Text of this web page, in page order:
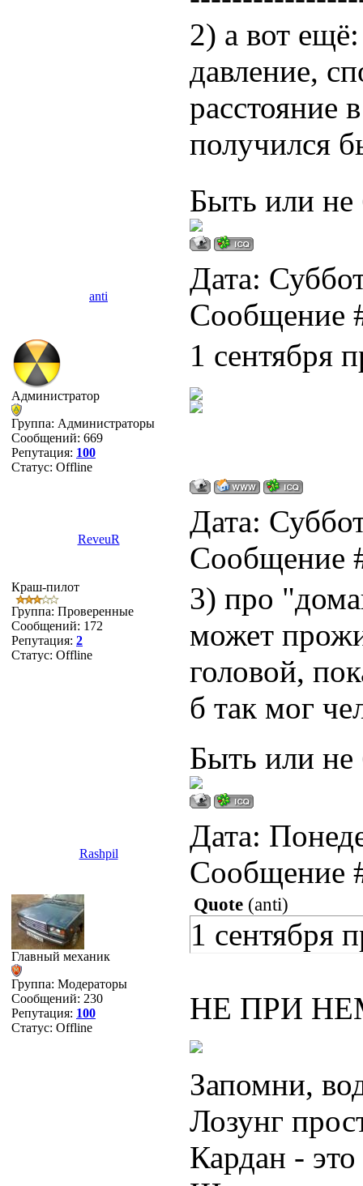
2) а вот ещё:
давление,
расстояние
получился
Быть или не
anti
Дата:
Сообщение
Администратор
Группа: Администраторы
Сообщений: 669
Репутация: 100
Статус: Offline
1 сентября
ReveuR
Дата:
Сообщение
Краш-пилот
Группа: Проверенные
Сообщений: 172
Репутация: 2
Статус: Offline
3) про
может
головой,
б так мог
Быть или не
Rashpil
Дата:
Сообщение
Главный механик
Группа: Модераторы
Сообщений: 230
Репутация: 100
Статус: Offline
Quote (anti)
1 сентября
НЕ ПРИ
Запомни,
Лозунг
Кардан - это